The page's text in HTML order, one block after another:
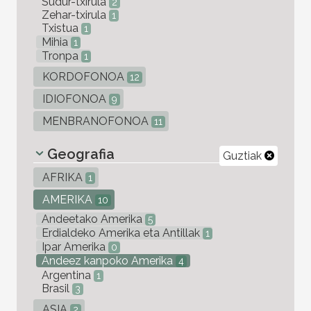
Zehar-txirula 1
Txistua 1
Mihia 1
Tronpa 1
KORDOFONOA 12
IDIOFONOA 9
MENBRANOFONOA 11
Guztiak
Geografia
AFRIKA 1
AMERIKA 10
Andeetako Amerika 5
Erdialdeko Amerika eta Antillak 1
Ipar Amerika 0
Andeez kanpoko Amerika 4
Argentina 1
Brasil 3